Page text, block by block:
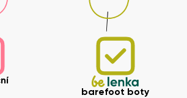
barefoot boty